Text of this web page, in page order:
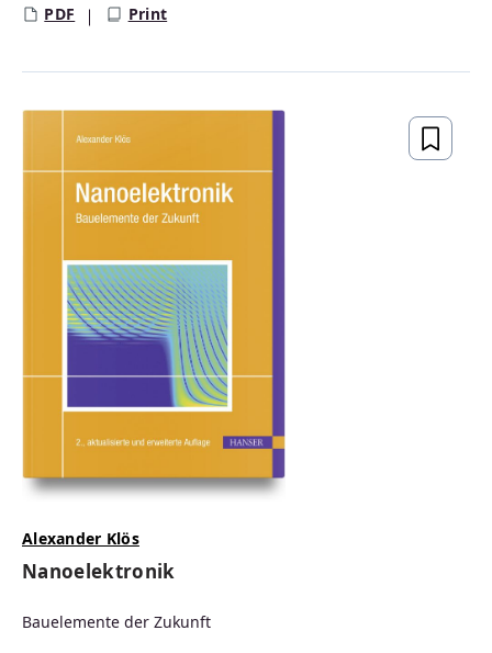
PDF Print
Alexander Klös
Nanoelektronik
Bauelemente der Zukunft